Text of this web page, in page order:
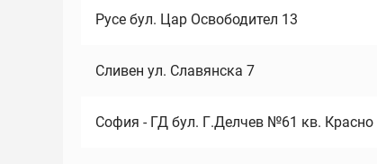
Русе бул. Цар Освободител 13
Сливен ул. Славянска 7
София - ГД бул. Г.Делчев №61 кв. Красно